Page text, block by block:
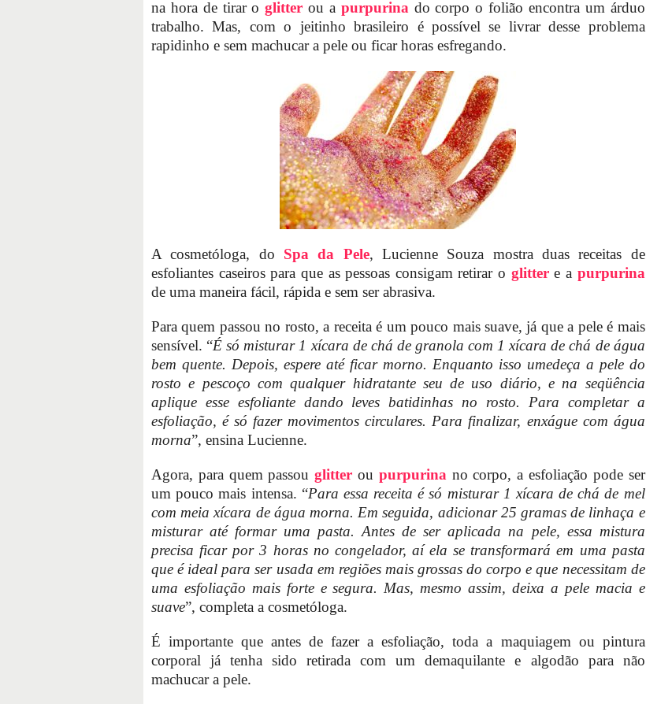
na hora de tirar oglitter ou a purpurina do corpo o folião encontra um árduo
trabalho. Mas, com o jeitinho brasileiro é possível se livrar desse problema
rapidinho e sem machucar a pele ou ficar horas esfregando.
A cosmetóloga, do Spa da Pele, Lucienne Souza mostra duas receitas de
esfoliantes caseiros para que as pessoas consigam retirar o glittere a purpurina
de uma maneira fácil, rápida e sem ser abrasiva.
Para quem passou no rosto, a receita é um pouco mais suave, já que a pele é mais
sensível. “É só misturar 1 xícara de chá de granola com 1 xícara de chá de água
bem quente. Depois, espere até ficar morno. Enquanto isso umedeça a pele do
rosto e pescoço com qualquer hidratante seu de uso diário, e na seqüência
aplique esse esfoliante dando leves batidinhas no rosto. Para completar a
esfoliação, é só fazer movimentos circulares. Para finalizar, enxágue com água
morna”, ensina Lucienne.
Agora, para quem passouglitter ou purpurina no corpo, a esfoliação pode ser
um pouco mais intensa. “Para essa receita é só misturar 1 xícara de chá de mel
com meia xícara de água morna. Em seguida, adicionar 25 gramas de linhaça e
misturar até formar uma pasta. Antes de ser aplicada na pele, essa mistura
precisa ficar por 3 horas no congelador, aí ela se transformará em uma pasta
que é ideal para ser usada em regiões mais grossas do corpo e que necessitam de
uma esfoliação mais forte e segura. Mas, mesmo assim, deixa a pele macia e
suave”, completa a cosmetóloga.
É importante que antes de fazer a esfoliação, toda a maquiagem ou pintura
corporal já tenha sido retirada com um demaquilante e algodão para não
machucar a pele.